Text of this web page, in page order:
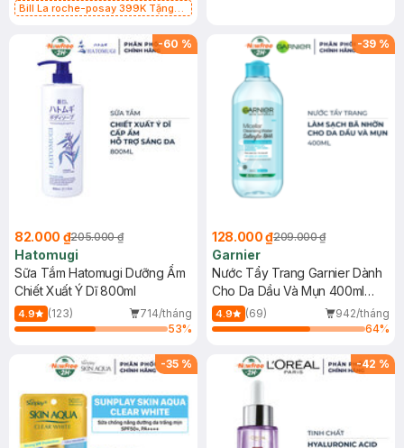
Bill La roche-posay 399K Tặng
(SL có hạn)
-60 %
82.000 ₫205.000 ₫
Hatomugi
Sữa Tắm Hatomugi Dưỡng Ẩm
Chiết Xuất Ý Dĩ 800ml
4.9 (123)
714/tháng
53%
-39 %
128.000 ₫209.000 ₫
Garnier
Nước Tẩy Trang Garnier Dành
Cho Da Dầu Và Mụn 400ml
(Mới)
4.9 (69)
942/tháng
64%
-35 % -42 %